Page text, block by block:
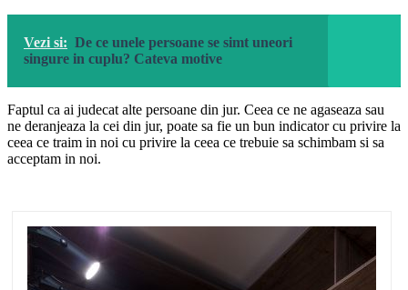
Vezi si: De ce unele persoane se simt uneori
singure in cuplu? Cateva motive
Faptul ca ai judecat alte persoane din jur. Ceea ce ne agaseaza sau
ne deranjeaza la cei din jur, poate sa fie un bun indicator cu privire la
ceea ce traim in noi cu privire la ceea ce trebuie sa schimbam si sa
acceptam in noi.